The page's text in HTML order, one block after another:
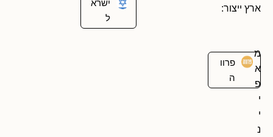
ארץ ייצור:
ישרא
ל
מ
א
פ
י
י
נ
פרוו
ה